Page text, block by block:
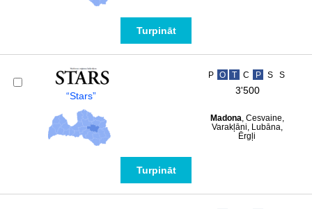
Turpināt
“Stars”
P O T C P S S
3'500
Madona, Cesvaine,
Varakļāni, Lubāna,
Ērgļi
Turpināt